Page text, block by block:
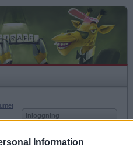
Information
»
Inloggning